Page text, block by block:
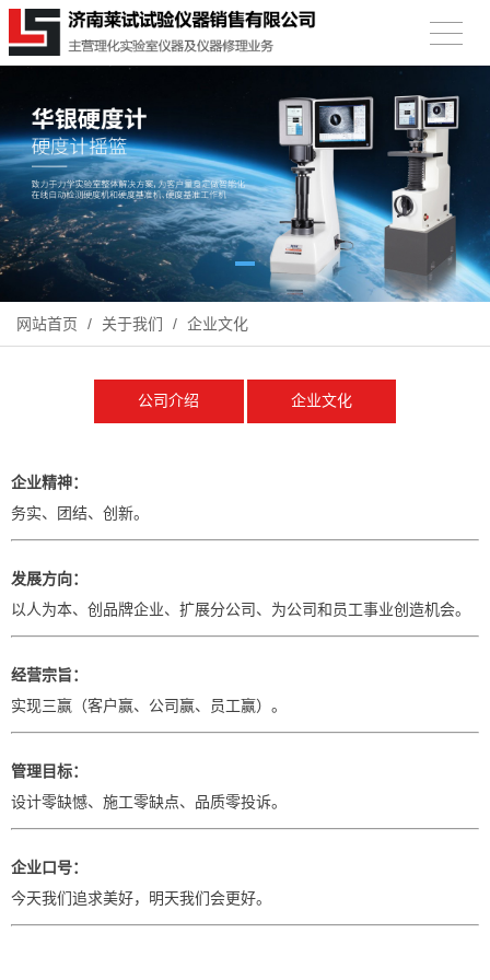
网站首页 / 关于我们 / 企业文化
公司介绍 企业文化
企业精神：
务实、团结、创新。
发展方向：
以人为本、创品牌企业、扩展分公司、为公司和员工事业创造机会。
经营宗旨：
实现三赢（客户赢、公司赢、员工赢）。
管理目标：
设计零缺憾、施工零缺点、品质零投诉。
企业口号：
今天我们追求美好，明天我们会更好。